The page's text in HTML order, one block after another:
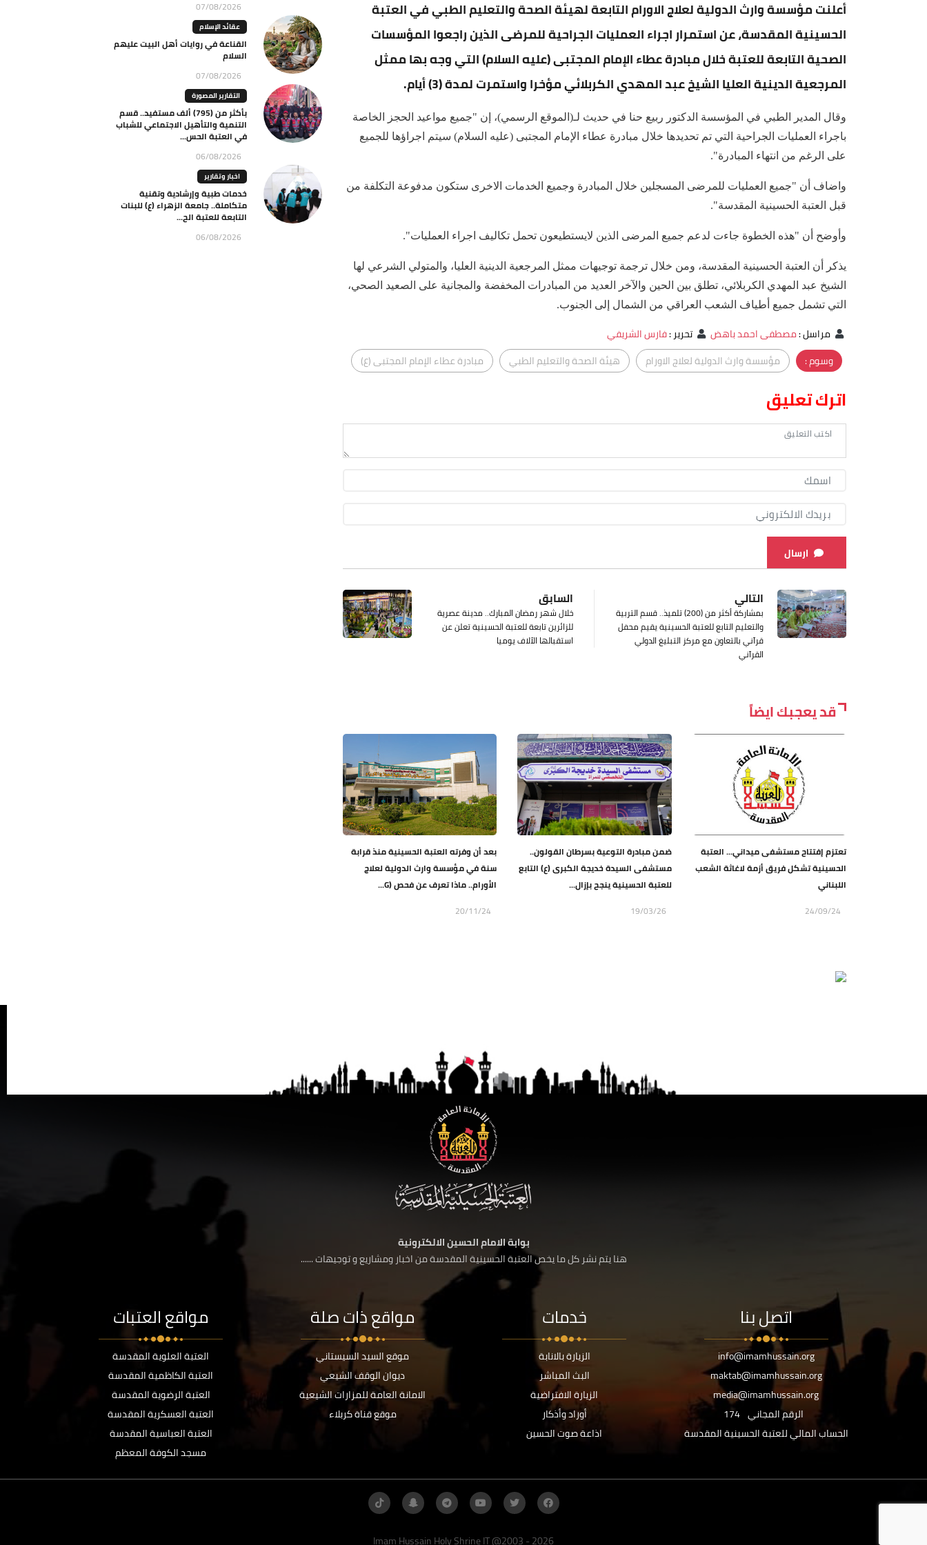
أعلنت مؤسسة وارث الدولية لعلاج الاورام التابعة لهيئة الصحة والتعليم الطبي في العتبة
الحسينية المقدسة، عن استمرار اجراء العمليات الجراحية للمرضى الذين راجعوا المؤسسات
الصحية التابعة للعتبة خلال مبادرة عطاء الإمام المجتبى (عليه السلام) التي وجه بها ممثل
المرجعية الدينية العليا الشيخ عبد المهدي الكربلائي مؤخرا واستمرت لمدة (3) أيام.
وقال المدير الطبي في المؤسسة الدكتور ربيع حنا في حديث لـ(الموقع الرسمي)، إن "جميع مواعيد الحجز الخاصة
باجراء العمليات الجراحية التي تم تحديدها خلال مبادرة عطاء الإمام المجتبى (عليه السلام) سيتم اجراؤها للجميع
على الرغم من انتهاء المبادرة".
واضاف أن "جميع العمليات للمرضى المسجلين خلال المبادرة وجميع الخدمات الاخرى ستكون مدفوعة التكلفة من
قبل العتبة الحسينية المقدسة".
وأوضح أن "هذه الخطوة جاءت لدعم جميع المرضى الذين لايستطيعون تحمل تكاليف اجراء العمليات".
يذكر أن العتبة الحسينية المقدسة، ومن خلال ترجمة توجيهات ممثل المرجعية الدينية العليا، والمتولي الشرعي لها
الشيخ عبد المهدي الكربلائي، تطلق بين الحين والآخر العديد من المبادرات المخفضة والمجانية على الصعيد الصحي،
التي تشمل جميع أطياف الشعب العراقي من الشمال إلى الجنوب.
مراسل:مصطفى احمد باهض تحرير:فارس الشريفي
وسوم :
مؤسسة وارث الدولية لعلاج الاورام هيئة الصحة والتعليم الطبي مبادرة عطاء الإمام المجتبى (ع)
اترك تعليق
ارسال
السابق
خلال شهر رمضان المبارك.. مدينة عصرية
للزائرين تابعة للعتبة الحسينية تعلن عن
استقبالها الآلاف يوميا
التالي
بمشاركة أكثر من (200) تلميذ.. قسم التربية
والتعليم التابع للعتبة الحسينية يقيم محفل
قرآني بالتعاون مع مركز التبليغ الدولي
القرآني
قد يعجبك ايضاً
تعتزم إفتتاح مستشفى ميداني... العتبة
الحسينية تشكل فريق أزمة لاغاثة الشعب
اللبناني
24/09/24
ضمن مبادرة التوعية بسرطان القولون..
مستشفى السيدة خديجة الكبرى (ع) التابع
للعتبة الحسينية ينجح بإزال...
19/03/26
بعد أن وفرته العتبة الحسينية منذ قرابة
سنة في مؤسسة وارث الدولية لعلاج
الأورام.. ماذا تعرف عن فحص (G...
20/11/24
07/08/2026
عقائد الإسلام
القناعة في روايات أهل البيت عليهم
السلام
07/08/2026
التقارير المصورة
بأكثر من (795) ألف مستفيد.. قسم
التنمية والتأهيل الاجتماعي للشباب
في العتبة الحس...
06/08/2026
اخبار وتقارير
خدمات طبية وإرشادية وتقنية
متكاملة.. جامعة الزهراء (ع) للبنات
التابعة للعتبة الح...
06/08/2026
بوابة الامام الحسين الالكترونية
هنا يتم نشر كل ما يخص العتبة الحسينية المقدسة من اخبار ومشاريع و توجيهات ......
اتصل بنا
info@imamhussain.org
maktab@imamhussain.org
media@imamhussain.org
الرقم المجاني 174
الحساب المالي للعتبة الحسينية المقدسة
خدمات
الزيارة بالانابة
البث المباشر
الزيارة الافتراضية
أوراد وأذكار
اذاعة صوت الحسين
مواقع ذات صلة
موقع السيد السيستاني
ديوان الوقف الشيعي
الامانة العامة للمزارات الشيعية
موقع قناة كربلاء
مواقع العتبات
العتبة العلوية المقدسة
العتبة الكاظمية المقدسة
العتبة الرضوية المقدسة
العتبة العسكرية المقدسة
العتبة العباسية المقدسة
مسجد الكوفة المعظم
Imam Hussain Holy Shrine IT @2003 - 2026